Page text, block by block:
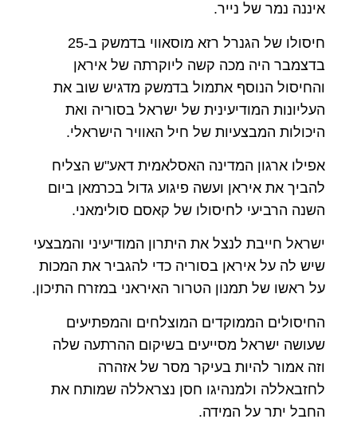
איננה נמר של נייר.
חיסולו של הגנרל רזא מוסאווי בדמשק ב-25
בדצמבר היה מכה קשה ליוקרתה של איראן
והחיסול הנוסף אתמול בדמשק מדגיש שוב את
העליונות המודיעינית של ישראל בסוריה ואת
היכולות המבצעיות של חיל האוויר הישראלי.
אפילו ארגון המדינה האסלאמית דאע"ש הצליח
להביך את איראן ועשה פיגוע גדול בכרמאן ביום
השנה הרביעי לחיסולו של קאסם סולימאני.
ישראל חייבת לנצל את היתרון המודיעיני והמבצעי
שיש לה על איראן בסוריה כדי להגביר את המכות
על ראשו של תמנון הטרור האיראני במזרח התיכון.
החיסולים הממוקדים המוצלחים והמפתיעים
שעושה ישראל מסייעים בשיקום ההרתעה שלה
וזה אמור להיות בעיקר מסר של אזהרה
לחזבאללה ולמנהיגו חסן נצראללה שמותח את
החבל יתר על המידה.